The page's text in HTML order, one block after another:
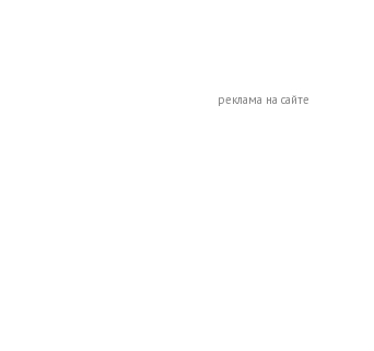
реклама на сайте